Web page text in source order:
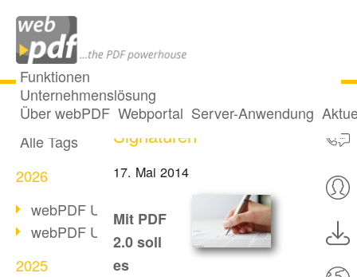
Funktionen
Unternehmenslösung
Über webPDF Webportal Server-Anwendung
Alle Beiträge
Alle Tags
2026
webPDF Update 10.0.5
webPDF Update 10.0.4
2025
PDF 2.0: Digitale
Signaturen
17. Mai 2014
Mit PDF
2.0 soll
es